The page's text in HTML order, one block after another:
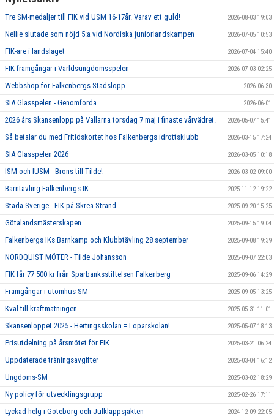
Tre SM-medaljer till FIK vid USM 16-17år. Varav ett guld! 2026-08-03 19:03
Nellie slutade som nöjd 5:a vid Nordiska juniorlandskampen 2026-07-05 10:53
FIK-are i landslaget 2026-07-04 15:40
FIK-framgångar i Världsungdomsspelen 2026-07-03 02:25
Webbshop för Falkenbergs Stadslopp 2026-06-30
SIA Glasspelen - Genomförda 2026-06-01
2026 års Skansenlopp på Vallarna torsdag 7 maj i finaste vårvädret. 2026-05-07 15:41
Så betalar du med Fritidskortet hos Falkenbergs idrottsklubb 2026-03-15 17:24
SIA Glasspelen 2026 2026-03-05 10:18
ISM och IUSM - Brons till Tilde! 2026-03-02 09:00
Barntävling Falkenbergs IK 2025-11-12 19:22
Städa Sverige - FIK på Skrea Strand 2025-09-20 15:25
Götalandsmästerskapen 2025-09-15 19:04
Falkenbergs IKs Barnkamp och Klubbtävling 28 september 2025-09-08 19:39
NORDQUIST MÖTER - Tilde Johansson 2025-09-07 22:03
FIK får 77 500 kr från Sparbanksstiftelsen Falkenberg 2025-09-06 14:29
Framgångar i utomhus SM 2025-09-05 13:25
Kval till kraftmätningen 2025-05-31 11:01
Skansenloppet 2025 - Hertingsskolan = Löparskolan! 2025-05-07 18:13
Prisutdelning på årsmötet för FIK 2025-03-21 06:24
Uppdaterade träningsavgifter 2025-03-04 16:12
Ungdoms-SM 2025-03-02 18:29
Ny policy för utvecklingsgrupp 2025-02-26 17:11
Lyckad helg i Göteborg och Julklappsjakten 2024-12-09 22:05